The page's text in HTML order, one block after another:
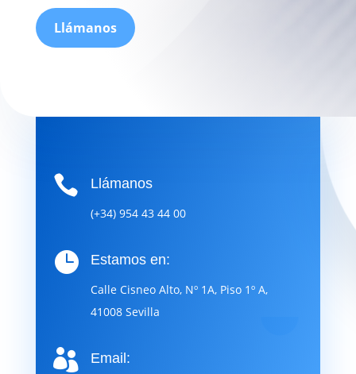
Llámanos
 Llámanos
(+34) 954 43 44 00
 Estamos en:
Calle Cisneo Alto, Nº 1A, Piso 1º A,
41008 Sevilla
 Email: